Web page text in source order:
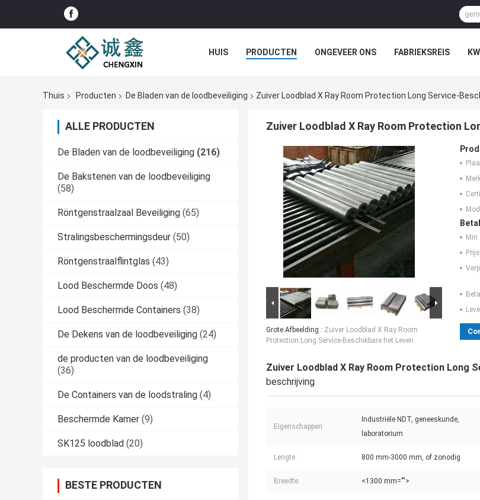
HUIS PRODUCTEN ONGEVEER ONS FABRIEKSREIS
Thuis Producten De Bladen van de loodbeveiliging Zuiver Loodblad X Ray Room Protection Long Service-
ALLE PRODUCTEN
De Bladen van de loodbeveiliging (216)
De Bakstenen van de loodbeveiliging
(58)
Röntgenstraalzaal Beveiliging (65)
Stralingsbeschermingsdeur (50)
Röntgenstraalflintglas (43)
Lood Beschermde Doos (48)
Lood Beschermde Containers (38)
De Dekens van de loodbeveiliging (24)
de producten van de loodbeveiliging
(36)
De Containers van de loodstraling (4)
Beschermde Kamer (9)
SK125 loodblad (20)
BESTE PRODUCTEN
Zuiver Loodblad X Ray Room Protection
Grote Afbeelding : Zuiver Loodblad X Ray Room
Protection Long Service-Beschikbare het Leven
Zuiver Loodblad X Ray Room Protection Long
beschrijving
Eigenschappen:
Industriële NDT, geneeskunde,
laboratorium
Lengte: 800 mm-3000 mm, of zonodig
Breedte: <1300 mm="">